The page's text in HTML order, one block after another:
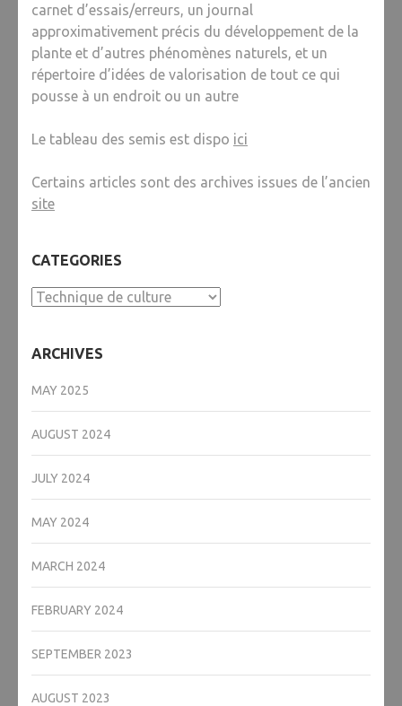
carnet d’essais/erreurs, un journal
approximativement précis du développement de la
plante et d’autres phénomènes naturels, et un
répertoire d’idées de valorisation de tout ce qui
pousse à un endroit ou un autre
Le tableau des semis est dispo ici
Certains articles sont des archives issues de l’ancien
site
CATEGORIES
Categories
ARCHIVES
MAY 2025
AUGUST 2024
JULY 2024
MAY 2024
MARCH 2024
FEBRUARY 2024
SEPTEMBER 2023
AUGUST 2023